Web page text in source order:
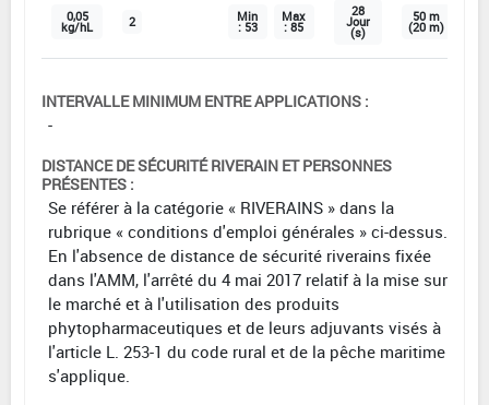
0,05
kg/hL 2 Min
: 53
Max
: 85
28
Jour
(s)
50 m
(20 m)
INTERVALLE MINIMUM ENTRE APPLICATIONS :
-
DISTANCE DE SÉCURITÉ RIVERAIN ET PERSONNES
PRÉSENTES :
Se référer à la catégorie « RIVERAINS » dans la
rubrique « conditions d'emploi générales » ci-dessus.
En l'absence de distance de sécurité riverains fixée
dans l'AMM, l'arrêté du 4 mai 2017 relatif à la mise sur
le marché et à l'utilisation des produits
phytopharmaceutiques et de leurs adjuvants visés à
l'article L. 253-1 du code rural et de la pêche maritime
s'applique.